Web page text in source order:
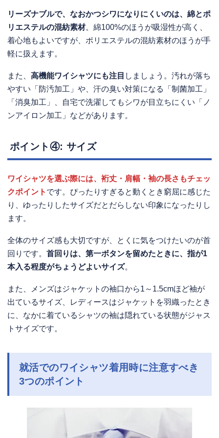
リーズナブルで、なおかつシワになりにくいのは、綿とポ
リエステルの混紡素材。綿100%のほうが吸湿性が高く、
着心地もよいですが、ポリエステルの混紡素材のほうが手
軽に扱えます。
また、 高機能ワイシャツにも注目 しましょう。汚れが落ち
やすい「防汚加工」や、汗の臭い対策になる「制菌加工」
「消臭加工」、自宅で洗濯してもシワが目立ちにくい「ノ
ンアイロン加工」などがあります。
ポイント④: サイズ
ワイシャツを選ぶ際には、裄丈・肩幅・袖の長さもチェッ
クポイント です。ぴったりすぎると動くとき窮屈に感じた
り、ゆったりしたサイズだとだらしない印象になったりし
ます。
全体のサイズ感も大切ですが、とくに気をつけたいのが首
回りです。 首回りは、第一ボタンを留めたときに、指が1
本入る程度がちょうどよいサイズ。
また、メンズはジャケットの袖口から1～1.5cmほど袖が
出ているサイズ、レディースはジャケットを羽織ったとき
に、なかに着ているシャツの袖は隠れている状態がジャス
トサイズです。
就活でのワイシャツ着用時に注意すべき
3つのポイント